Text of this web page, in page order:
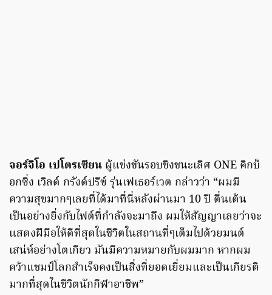
จอร์จิโอ เปโตรเซียน ผู้แข่งขันรอบชิงชนะเลิศ ONE คิกบ็
อกซิ่ง เวิลด์ กรังด์ปรีซ์ รุ่นเฟเธอร์เวต กล่าวว่า “ผมมี
ความสุขมากๆเลยที่ได้มาที่นี่หลังผ่านมา 10 ปี ตื่นเต้น
เป็นอย่างยิ่งกับไฟต์ที่กำลังจะมาถึง ผมให้สัญญาเลยว่าจะ
แสดงฝีมือให้ดีที่สุดในชีวิตในสถานที่ๆเต็มไปด้วยมนต์
เสน่ห์อย่างโตเกียว มันมีความหมายกับผมมาก หากผม
คว้าแชมป์โลกสำเร็จคงเป็นสิ่งที่ยอดเยี่ยมและเป็นเกียรติ
มากที่สุดในชีวิตนักกีฬาอาชีพ”